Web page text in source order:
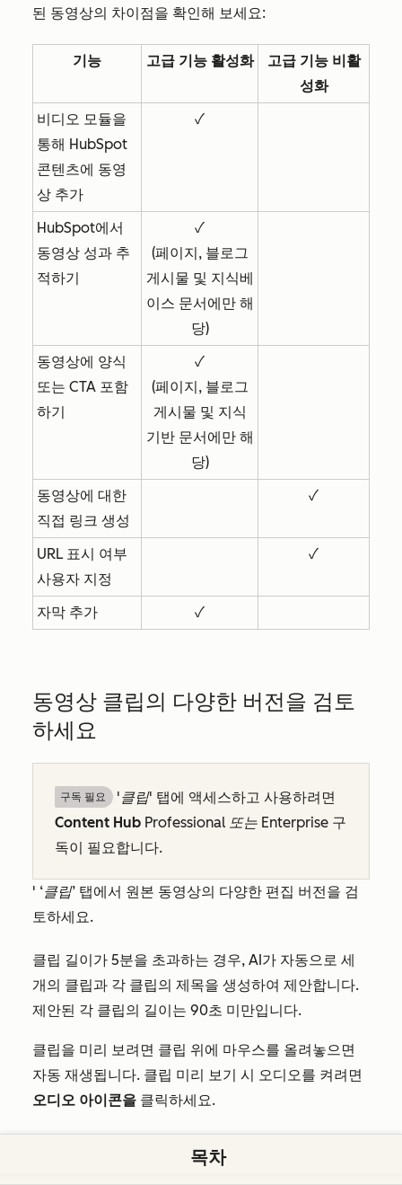
된 동영상의 차이점을 확인해 보세요:
기능 고급 기능 활성화
고급 기능 비활
성화
비디오 모듈을
통해 HubSpot
콘텐츠에 동영
상 추가
✓
HubSpot에서
동영상 성과 추
적하기
✓
(페이지, 블로그
게시물 및 지식베
이스 문서에만 해
당)
동영상에 양식
또는 CTA 포함
하기
✓
(페이지, 블로그
게시물 및 지식
기반 문서에만 해
당)
동영상에 대한
직접 링크 생성
✓
URL 표시 여부
사용자 지정
✓
자막 추가 ✓
동영상 클립의 다양한 버전을 검토
하세요
구독 필요 '클립' 탭에 액세스하고 사용하려면
Content Hub Professional 또는 Enterprise 구
독이 필요합니다.
' ‘클립’ 탭에서 원본 동영상의 다양한 편집 버전을 검
토하세요.
클립 길이가 5분을 초과하는 경우, AI가 자동으로 세
개의 클립과 각 클립의 제목을 생성하여 제안합니다.
제안된 각 클립의 길이는 90초 미만입니다.
클립을 미리 보려면 클립 위에 마우스를 올려놓으면
자동 재생됩니다. 클립 미리 보기 시 오디오를 켜려면
오디오 아이콘을 클릭하세요.
제안된 클립을 편집기에서 열려면 클립 위에 마우스를
클릭하세요.
목차